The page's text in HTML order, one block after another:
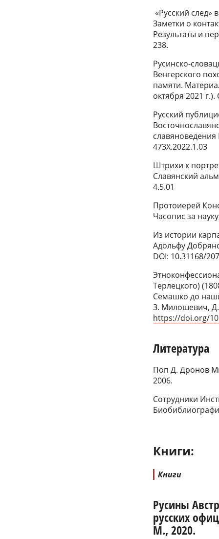
«Русский след»
Заметки о
Результаты и
238.
Русинско-
Венгерского
памяти.
октября 2021
Русский
473X.2022.1.03
Штрихи к
Славянский
4.5.01
Протоиерей
Часопис за
Из истории
Адольфу
DOI: 10.31168/
Терлецкого)
Семашко до
З. Милошевич, Д.
https://doi.org/
Литература
Поп Д. Дронов
2006.
Сотрудники
Книги:
Книги
Русины
русских
М., 2020.